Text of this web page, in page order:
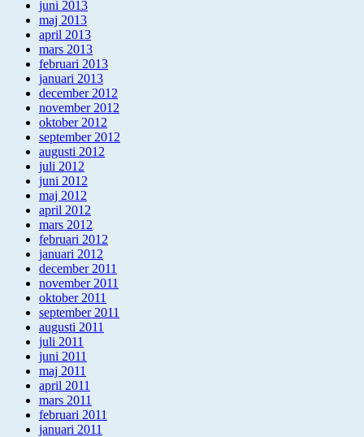
juni 2013
maj 2013
april 2013
mars 2013
februari 2013
januari 2013
december 2012
november 2012
oktober 2012
september 2012
augusti 2012
juli 2012
juni 2012
maj 2012
april 2012
mars 2012
februari 2012
januari 2012
december 2011
november 2011
oktober 2011
september 2011
augusti 2011
juli 2011
juni 2011
maj 2011
april 2011
mars 2011
februari 2011
januari 2011